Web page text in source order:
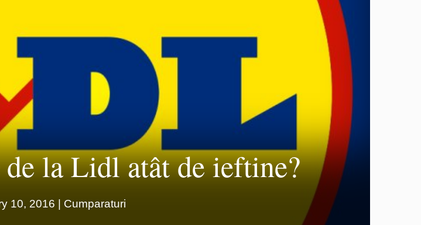
la Lidl atât de ieftine?
10, 2016 | Cumparaturi